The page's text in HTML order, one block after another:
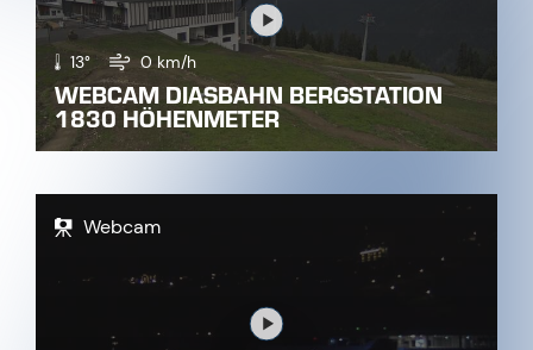
Link
13° 0 km/h
WEBCAM DIASBAHN BERGSTATION
1830 HÖHENMETER
Link
Webcam